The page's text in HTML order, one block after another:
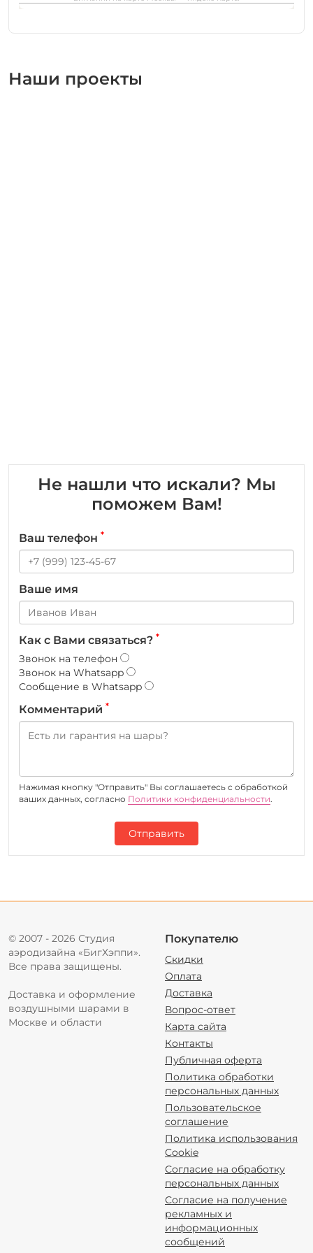
Наши проекты
Не нашли что искали? Мы
поможем Вам!
Ваш телефон *
Ваше имя
Как с Вами связаться? *
Звонок на телефон
Звонок на Whatsapp
Сообщение в Whatsapp
Комментарий *
Нажимая кнопку "Отправить" Вы соглашаетесь c обработкой
ваших данных, согласно Политики конфиденциальности.
Отправить
© 2007 - 2026 Студия
аэродизайна «БигХэппи».
Все права защищены.
Доставка и оформление
воздушными шарами в
Москве и области
Покупателю
Скидки
Оплата
Доставка
Вопрос-ответ
Карта сайта
Контакты
Публичная оферта
Политика обработки
персональных данных
Пользовательское
соглашение
Политика использования
Cookie
Согласие на обработку
персональных данных
Согласие на получение
рекламных и
информационных
сообщений